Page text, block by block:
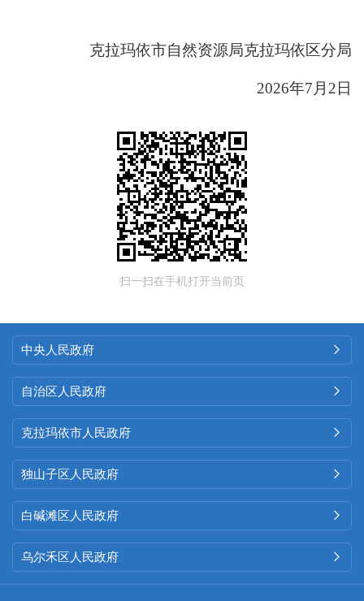
克拉玛依市自然资源局克拉玛依区分局
2026年7月2日
扫一扫在手机打开当前页
中央人民政府 
自治区人民政府 
克拉玛依市人民政府 
独山子区人民政府 
白碱滩区人民政府 
乌尔禾区人民政府 